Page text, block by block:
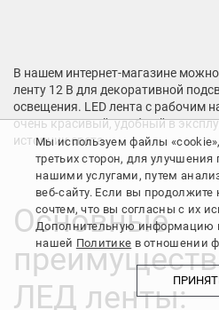
В нашем интернет-магазине
ленту 12 В для декоративной
освещения. LED лента с рабочим
очень красивый, удобный в
источник света.
Основные
ЛЕД ленты:
Мы используем файлы
третьих сторон, для
нашими услугами, путем
веб-сайту. Если вы
сочтем, что вы согласны с их
Дополнительную информацию
нашей Политике в отношении